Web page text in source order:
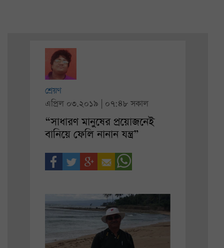
শ্রেয়ণ
এপ্রিল ০৩.২০১৯ | ০৭:৪৮ সকাল
“সাধারণ মানুষের প্রয়োজনেই
বানিয়ে ফেলি নানান যন্ত্র”